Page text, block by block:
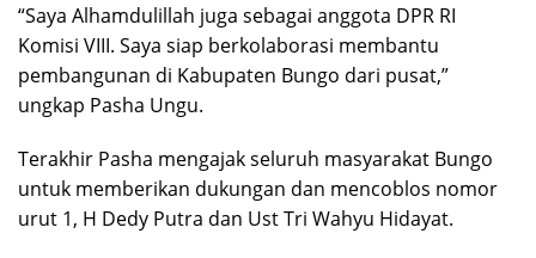
“Saya Alhamdulillah juga sebagai anggota DPR RI
Komisi VIII. Saya siap berkolaborasi membantu
pembangunan di Kabupaten Bungo dari pusat,”
ungkap Pasha Ungu.
Terakhir Pasha mengajak seluruh masyarakat Bungo
untuk memberikan dukungan dan mencoblos nomor
urut 1, H Dedy Putra dan Ust Tri Wahyu Hidayat.